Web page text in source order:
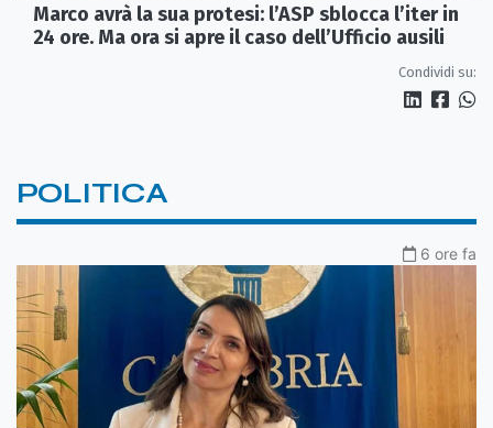
Marco avrà la sua protesi: l’ASP sblocca l’iter in
24 ore. Ma ora si apre il caso dell’Ufficio ausili
Condividi su:
POLITICA
6 ore fa